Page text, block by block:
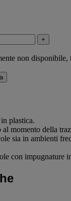
+
non disponibile,
plastica.
momento della
sia in ambienti
con impugnature